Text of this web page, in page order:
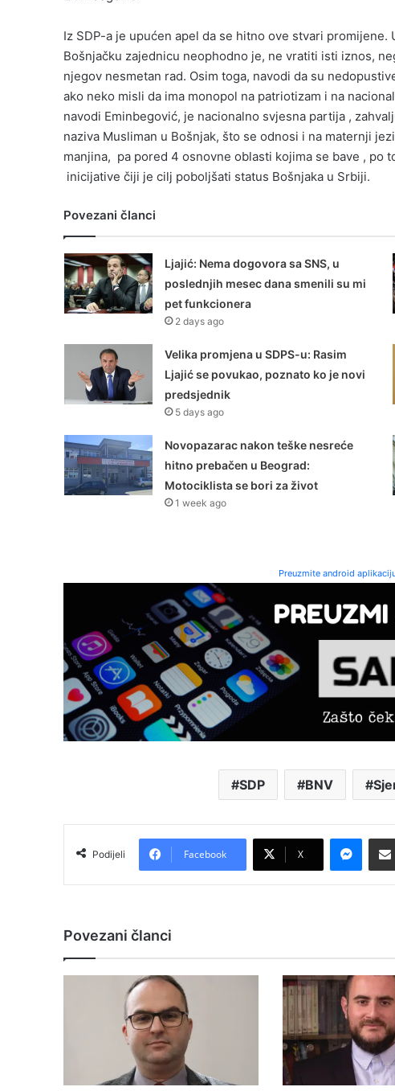
Iz SDP-a je upućen apel da se hitno ove stvari
Bošnjačku zajednicu neophodno je, ne vratiti isti iznos,
njegov nesmetan rad. Osim toga, navodi da su
ako neko misli da ima monopol na patriotizam i na
navodi Eminbegović, je nacionalno svjesna partija ,
naziva Musliman u Bošnjak, što se odnosi i na maternji
manjina, pa pored 4 osnovne oblasti kojima se bave , po
inicijative čiji je cilj poboljšati status Bošnjaka u Srbiji.
Povezani članci
Ljajić: Nema dogovora sa SNS, u
poslednjih mesec dana smenili su mi
pet funkcionera
2 days ago
Velika promjena u SDPS-u: Rasim
Ljajić se povukao, poznato ko je novi
predsjednik
5 days ago
Novopazarac nakon teške nesreće
hitno prebačen u Beograd:
Motociklista se bori za život
1 week ago
Preuzmite android
SDP BNV
Podijeli Facebook X
Povezani članci